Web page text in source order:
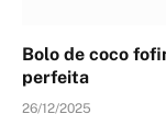
Bolo de coco
perfeita
26/12/2025